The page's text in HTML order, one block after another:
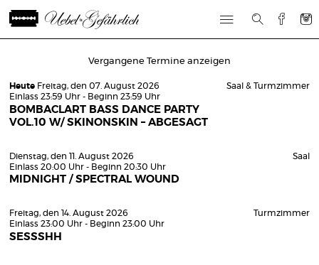
Vergangene Termine anzeigen
Heute Freitag, den 07. August 2026
Einlass 23:59 Uhr - Beginn 23:59 Uhr
BOMBACLART BASS DANCE PARTY
VOL.10 W/ SKINONSKIN – ABGESAGT
Saal & Turmzimmer
Dienstag, den 11. August 2026
Einlass 20:00 Uhr - Beginn 20:30 Uhr
MIDNIGHT / SPECTRAL WOUND
Saal
Freitag, den 14. August 2026
Einlass 23:00 Uhr - Beginn 23:00 Uhr
SESSSHH
Turmzimmer